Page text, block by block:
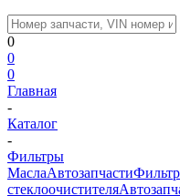
0
0
0
Главная
-
Каталог
-
Фильтры
МаслаАвтозапчасти
стеклоочистителя